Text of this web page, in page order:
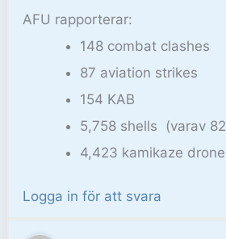
AFU rapporterar:
148 combat clashes
87 aviation strikes
154 KAB
5,758 shells (varav
4,423 kamikaze
Logga in för att svara